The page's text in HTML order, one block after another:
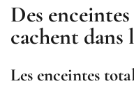
Des
cachent dans
Les enceintes